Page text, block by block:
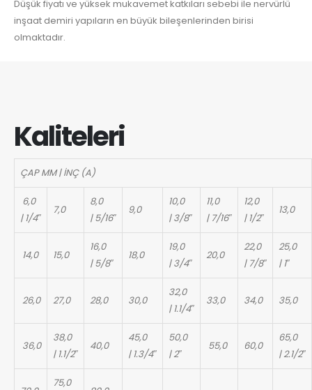
Düşük fiyatı ve yüksek mukavemet katkıları sebebi ile nervürlü
inşaat demiri yapıların en büyük bileşenlerinden birisi
olmaktadır.
Kaliteleri
ÇAP MM | İNÇ (A)
6,0
| 1/4″
7,0
8,0
| 5/16″
9,0
10,0
| 3/8″
11,0
| 7/16″
12,0
| 1/2″
13,0
14,0 15,0
16,0
| 5/8″
18,0
19,0
| 3/4″
20,0
22,0
| 7/8″
25,0
| 1″
26,0 27,0 28,0 30,0
32,0
| 1.1/4″
33,0 34,0 35,0
36,0
38,0
| 1.1/2″
40,0
45,0
| 1.3/4″
50,0
| 2″
55,0 60,0
65,0
| 2.1/2″
75,0